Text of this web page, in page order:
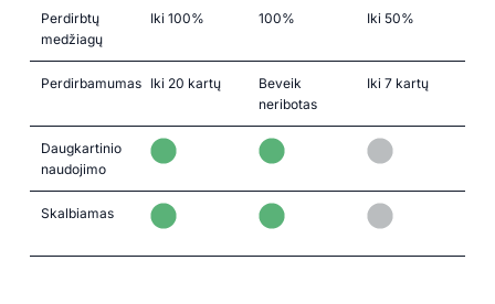
Perdirbtų
medžiagų
Iki 100% 100% Iki 50%
Perdirbamumas Iki 20 kartų
Beveik
neribotas
Iki 7 kartų
Daugkartinio
naudojimo
Skalbiamas